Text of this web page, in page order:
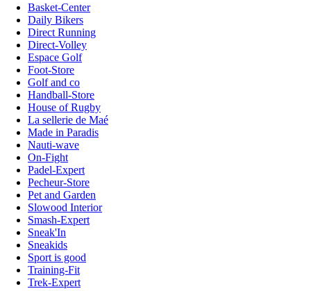
Basket-Center
Daily Bikers
Direct Running
Direct-Volley
Espace Golf
Foot-Store
Golf and co
Handball-Store
House of Rugby
La sellerie de Maé
Made in Paradis
Nauti-wave
On-Fight
Padel-Expert
Pecheur-Store
Pet and Garden
Slowood Interior
Smash-Expert
Sneak'In
Sneakids
Sport is good
Training-Fit
Trek-Expert